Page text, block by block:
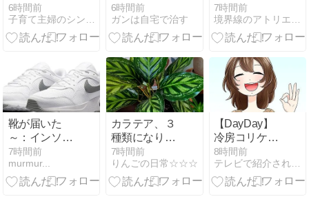
用の敷パッド
を購入しまし
た
6時間前
子育て主婦のシンプルライフ
6時間前
ガンは自宅で治す
るよな
7時間前
境界線のアトリエ -The Muted World-
靴が届いた
～：インソー
ル(5)
7時間前
murmur...
カラテア、３
種類になりま
した
7時間前
りんごの日常☆☆☆
【DayDay】
冷房コリケア
グッズ┃お
灸・耳・頭
皮・ふくらは
8時間前
テレビで紹介された商品が欲しい時に頼りになるブログ